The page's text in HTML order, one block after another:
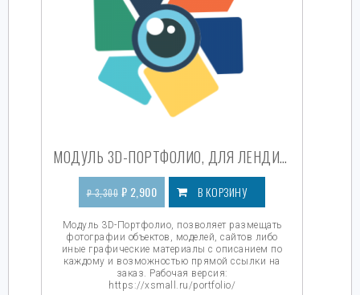
МОДУЛЬ 3D-ПОРТФОЛИО, ДЛЯ ЛЕНДИНГОВ, МАГАЗИНОВ, КОРПОРАТИВНЫХ САЙТОВ И СЕРВИСОВ
₽3,300 ₽ 2,900 В КОРЗИНУ
Модуль 3D-Портфолио, позволяет размещать
фотографии объектов, моделей, сайтов либо
иные графические материалы с описанием по
каждому и возможностью прямой ссылки на
заказ. Рабочая версия:
https://xsmall.ru/portfolio/